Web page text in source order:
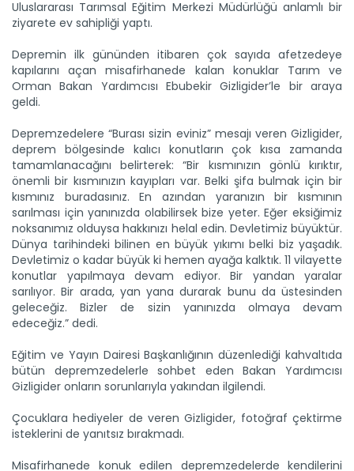
Uluslararası Tarımsal Eğitim Merkezi Müdürlüğü anlamlı bir
ziyarete ev sahipliği yaptı.
Depremin ilk gününden itibaren çok sayıda afetzedeye
kapılarını açan misafirhanede kalan konuklar Tarım ve
Orman Bakan Yardımcısı Ebubekir Gizligider’le bir araya
geldi.
Depremzedelere “Burası sizin eviniz” mesajı veren Gizligider,
deprem bölgesinde kalıcı konutların çok kısa zamanda
tamamlanacağını belirterek: “Bir kısmınızın gönlü kırıktır,
önemli bir kısmınızın kayıpları var. Belki şifa bulmak için bir
kısmınız buradasınız. En azından yaranızın bir kısmının
sarılması için yanınızda olabilirsek bize yeter. Eğer eksiğimiz
noksanımız olduysa hakkınızı helal edin. Devletimiz büyüktür.
Dünya tarihindeki bilinen en büyük yıkımı belki biz yaşadık.
Devletimiz o kadar büyük ki hemen ayağa kalktık. 11 vilayette
konutlar yapılmaya devam ediyor. Bir yandan yaralar
sarılıyor. Bir arada, yan yana durarak bunu da üstesinden
geleceğiz. Bizler de sizin yanınızda olmaya devam
edeceğiz.” dedi.
Eğitim ve Yayın Dairesi Başkanlığının düzenlediği kahvaltıda
bütün depremzedelerle sohbet eden Bakan Yardımcısı
Gizligider onların sorunlarıyla yakından ilgilendi.
Çocuklara hediyeler de veren Gizligider, fotoğraf çektirme
isteklerini de yanıtsız bırakmadı.
Misafirhanede konuk edilen depremzedelerde kendilerini
Yeni filo 'yeşil vatan'...
Orman teşkilatının gücüne güç katacak yeni araçlar törenle
göreve...
Devamını Oku ->
Hayata dokunan protokole...
Tarım İşletmeleri Genel Müdürlüğü ile Ceza ve Tevkifevleri
Genel...